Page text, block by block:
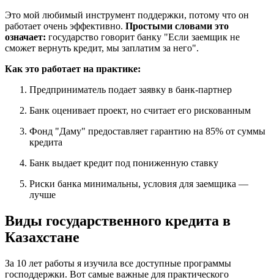
Это мой любимый инструмент поддержки, потому что он
работает очень эффективно. Простыми словами это
означает: государство говорит банку "Если заемщик не
сможет вернуть кредит, мы заплатим за него".
Как это работает на практике:
Предприниматель подает заявку в банк-партнер
Банк оценивает проект, но считает его рискованным
Фонд "Даму" предоставляет гарантию на 85% от суммы
кредита
Банк выдает кредит под пониженную ставку
Риски банка минимальны, условия для заемщика —
лучше
Виды государственного кредита в
Казахстане
За 10 лет работы я изучила все доступные программы
господдержки. Вот самые важные для практического